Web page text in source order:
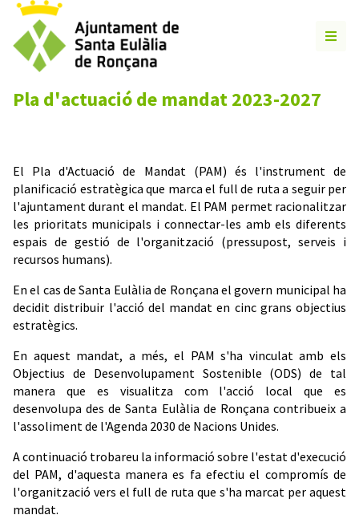
Pla d'actuació de mandat 2023-2027
El Pla d'Actuació de Mandat (PAM) és l'instrument de
planificació estratègica que marca el full de ruta a seguir per
l'ajuntament durant el mandat. El PAM permet racionalitzar
les prioritats municipals i connectar-les amb els diferents
espais de gestió de l'organització (pressupost, serveis i
recursos humans).
En el cas de Santa Eulàlia de Ronçana el govern municipal ha
decidit distribuir l'acció del mandat en cinc grans objectius
estratègics.
En aquest mandat, a més, el PAM s'ha vinculat amb els
Objectius de Desenvolupament Sostenible (ODS) de tal
manera que es visualitza com l'acció local que es
desenvolupa des de Santa Eulàlia de Ronçana contribueix a
l'assoliment de l'Agenda 2030 de Nacions Unides.
A continuació trobareu la informació sobre l'estat d'execució
del PAM, d'aquesta manera es fa efectiu el compromís de
l'organització vers el full de ruta que s'ha marcat per aquest
mandat.